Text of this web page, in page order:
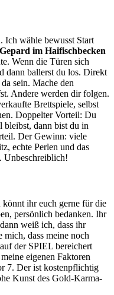
Ich wähle bewusst Start
im Haifischbecken
Wenn die Türen sich
dann ballerst du los. Direkt
sein. Mache den
Andere werden dir folgen.
Brettspiele, selbst
Doppelter Vorteil: Du
bleibst, dann bist du in
Der Gewinn: viele
echte Perlen und das
Unbeschreiblich!
ihr euch gerne für die
persönlich bedanken. Ihr
weiß ich, dass ihr
dass meine noch
der SPIEL bereichert
eigenen Faktoren
7. Der ist kostenpflichtig
Kunst des Gold-Karma-